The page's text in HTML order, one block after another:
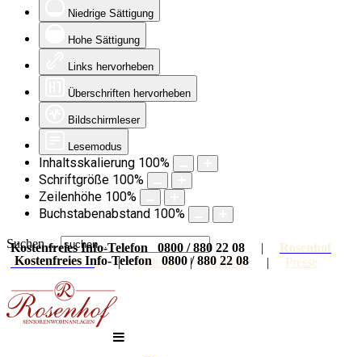
Niedrige Sättigung
Hohe Sättigung
Links hervorheben
Überschriften hervorheben
Bildschirmleser
Lesemodus
Inhaltsskalierung 100%
Schriftgröße 100%
Zeilenhöhe 100%
Buchstabenabstand 100%
Suchen ...
Kostenfreies Info-Telefon 0800 / 880 22 08 | Rosenhof
auf Facebook
|Galerie|Karriere | Presse
Kostenfreies Info-Telefon 0800 / 880 22 08